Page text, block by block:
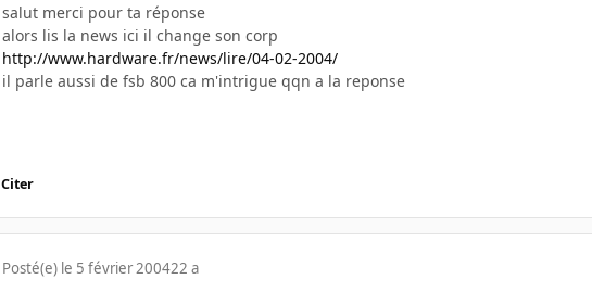
salut merci pour ta réponse
alors lis la news ici il change son corp
http://www.hardware.fr/news/lire/04-02-2004/
il parle aussi de fsb 800 ca m'intrigue qqn a la reponse
Citer
Posté(e) le 5 février 200422 a